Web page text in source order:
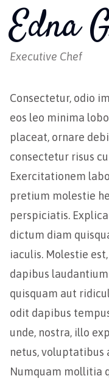
Edna
Executive Chef
Consectetur, odio
eos leo minima
placeat, ornare
consectetur risus
Exercitationem
pretium molestie
perspiciatis.
dictum diam
iaculis. Molestie
dapibus
quisquam aut
odit dapibus
unde, nostra, illo
netus, voluptatibus
Numquam mollitia